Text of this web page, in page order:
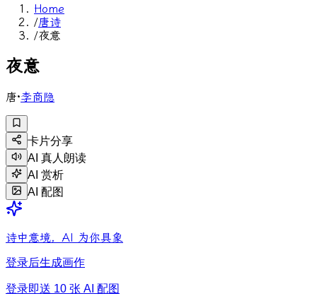
Home
/唐诗
/夜意
夜意
唐·李商隐
卡片分享
AI 真人朗读
AI 赏析
AI 配图
诗中意境，AI 为你具象
登录后生成画作
登录即送 10 张 AI 配图